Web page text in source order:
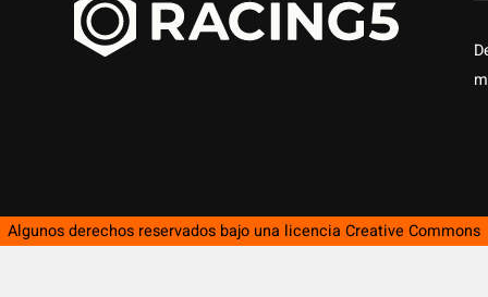
Algunos derechos reservados bajo una licencia Creative Commons